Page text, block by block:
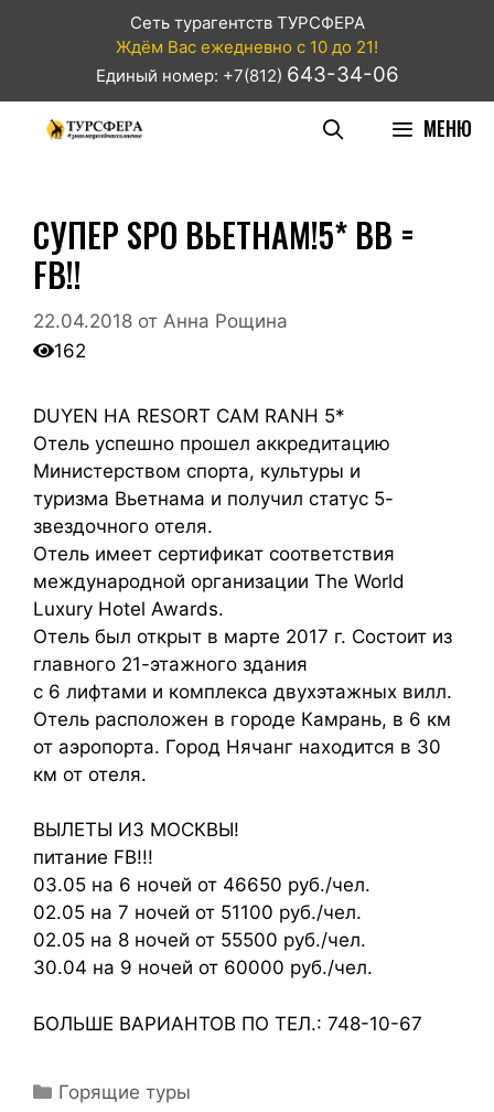
Сеть турагентств ТУРСФЕРА
Ждём Вас ежедневно с 10 до 21!
Единый номер: +7(812) 643-34-06
МЕНЮ
СУПЕР SPO ВЬЕТНАМ!5* BB =
FB!!
22.04.2018 от Анна Рощина
162
DUYEN HA RESORT CAM RANH 5*
Отель успешно прошел аккредитацию
Министерством cпорта, культуры и
туризма Вьетнама и получил статус 5-
звездочного отеля.
Отель имеет сертификат соответствия
международной организации The World
Luxury Hotel Awards.
Отель был открыт в марте 2017 г. Состоит из
главного 21-этажного здания
с 6 лифтами и комплекса двухэтажных вилл.
Отель расположен в городе Камрань, в 6 км
от аэропорта. Город Нячанг находится в 30
км от отеля.
ВЫЛЕТЫ ИЗ МОСКВЫ!
питание FB!!!
03.05 на 6 ночей от 46650 руб./чел.
02.05 на 7 ночей от 51100 руб./чел.
02.05 на 8 ночей от 55500 руб./чел.
30.04 на 9 ночей от 60000 руб./чел.
БОЛЬШЕ ВАРИАНТОВ ПО ТЕЛ.: 748-10-67
Горящие туры